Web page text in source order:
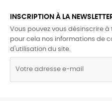
INSCRIPTION À LA
Vous pouvez vous désinscrire
pour cela nos informations de
d'utilisation du site.